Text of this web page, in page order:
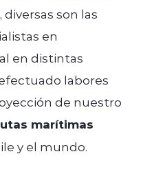
son las
en
en distintas
labores
de nuestro
marítimas
y el mundo.